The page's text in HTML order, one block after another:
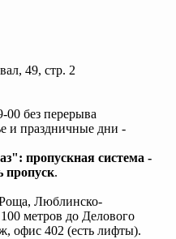
49, стр. 2
00 без перерыва
и праздничные дни -
пропускная система -
пропуск.
Люблинско-
метров до Делового
офис 402 (есть лифты).